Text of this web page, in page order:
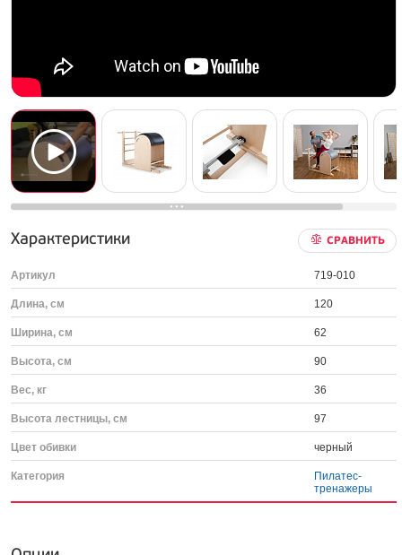
Характеристики СРАВНИТЬ
Артикул 719-010
Длина, см 120
Ширина, см 62
Высота, см 90
Вес, кг 36
Высота лестницы, см 97
Цвет обивки черный
Категория
Пилатес-
тренажеры